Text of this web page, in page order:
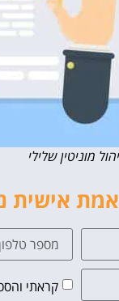
מוניטין שלילי
אישית
קראתי